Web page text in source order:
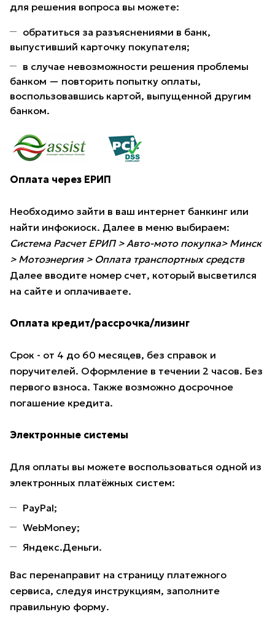
для решения вопроса вы можете:
обратиться за разъяснениями в банк,
выпустивший карточку покупателя;
в случае невозможности решения проблемы
банком — повторить попытку оплаты,
воспользовавшись картой, выпущенной другим
банком.
Оплата через ЕРИП
Необходимо зайти в ваш интернет банкинг или
найти инфокиоск. Далее в меню выбираем:
Система Расчет ЕРИП > Авто-мото покупка> Минск
> Мотоэнергия > Оплата транспортных средств
Далее вводите номер счет, который высветился
на сайте и оплачиваете.
Оплата кредит/рассрочка/лизинг
Срок - от 4 до 60 месяцев, без справок и
поручителей. Оформление в течении 2 часов. Без
первого взноса. Также возможно досрочное
погашение кредита.
Электронные системы
Для оплаты вы можете воспользоваться одной из
электронных платёжных систем:
PayPal;
WebMoney;
Яндекс.Деньги.
Вас перенаправит на страницу платежного
сервиса, следуя инструкциям, заполните
правильную форму.